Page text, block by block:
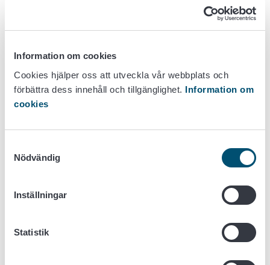
Information om cookies
Cookies hjälper oss att utveckla vår webbplats och
förbättra dess innehåll och tillgänglighet. Information om
cookies
Nödvändig
Inställningar
Statistik
Bestämma proportionen skräp i fodermedlet
Påvisa skadegörare.
Livsmedelsverket är nationellt referenslaboratorium för
påvisande och bestämning av förekomsten av förbjudna,
animaliska ingredienser i foder.
Kontaktpersoner
mikrobiologi
satu.hakola@ruokavirasto.fi
Maria Aarnio, specialforskare